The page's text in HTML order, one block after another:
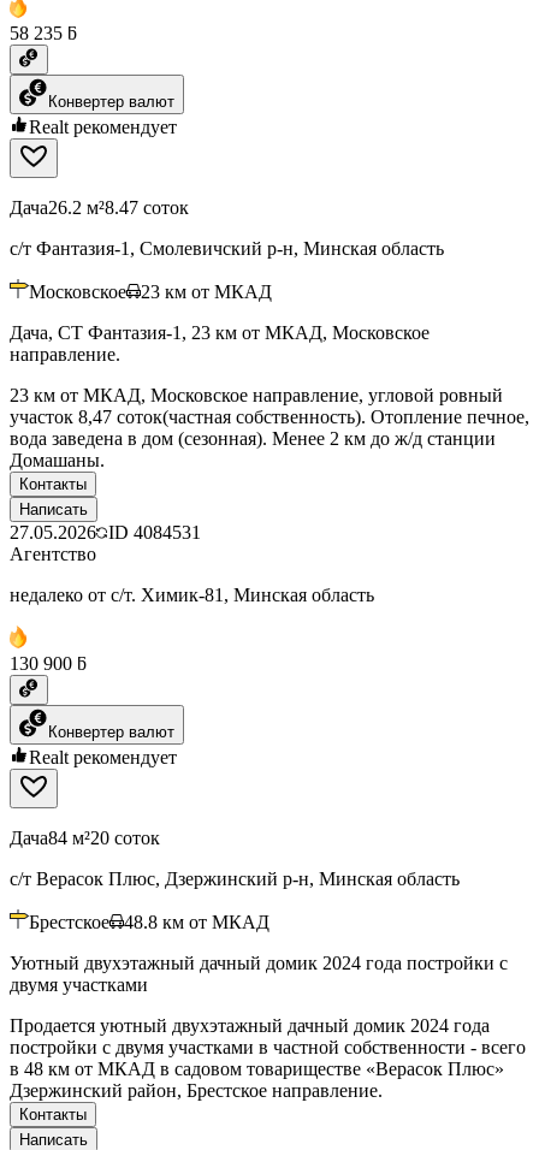
58 235 ƃ
Конвертер валют
Realt рекомендует
Дача26.2 м²8.47 соток
с/т Фантазия-1, Смолевичский р-н, Минская область
Московское 23 км от МКАД
Дача, СТ Фантазия-1, 23 км от МКАД, Московское
направление.
23 км от МКАД, Московское направление, угловой ровный
участок 8,47 соток(частная собственность). Отопление печное,
вода заведена в дом (сезонная). Менее 2 км до ж/д станции
Домашаны.
Контакты
Написать
27.05.2026 ID 4084531
Агентство
недалеко от с/т. Химик-81, Минская область
130 900 ƃ
Конвертер валют
Realt рекомендует
Дача84 м²20 соток
с/т Верасок Плюс, Дзержинский р-н, Минская область
Брестское 48.8 км от МКАД
Уютный двухэтажный дачный домик 2024 года постройки с
двумя участками
Продается уютный двухэтажный дачный домик 2024 года
постройки с двумя участками в частной собственности - всего
в 48 км от МКАД в садовом товариществе «Верасок Плюс»
Дзержинский район, Брестское направление.
Контакты
Написать